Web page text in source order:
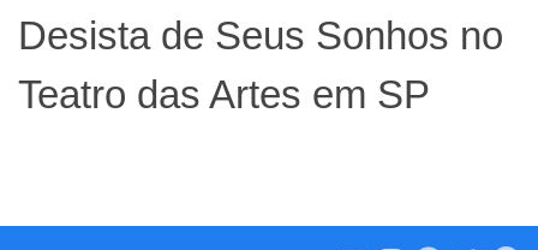
Desista de Seus Sonhos no
Teatro das Artes em SP